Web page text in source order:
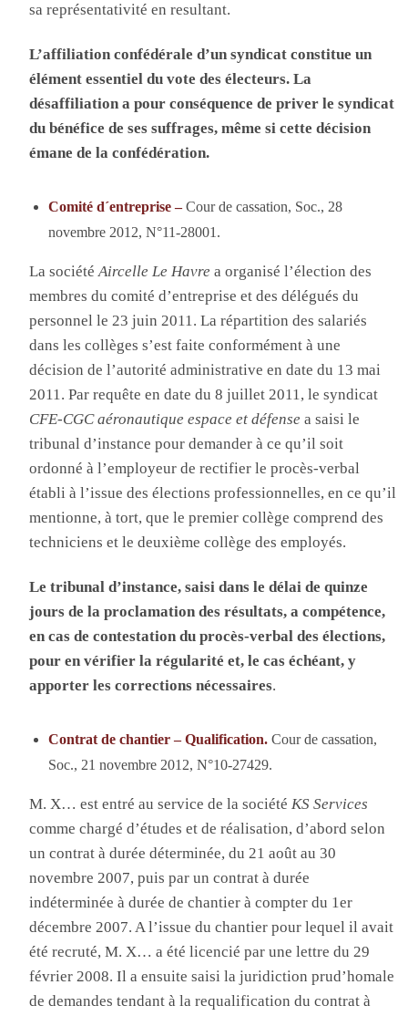
sa représentativité en resultant.
L’affiliation confédérale d’un syndicat constitue un
élément essentiel du vote des électeurs. La
désaffiliation a pour conséquence de priver le syndicat
du bénéfice de ses suffrages, même si cette décision
émane de la confédération.
Comité d´entreprise –Cour de cassation, Soc., 28
novembre 2012, N°11-28001.
La sociétéAircelle Le Havre a organisé l’élection des
membres du comité d’entreprise et des délégués du
personnel le 23 juin 2011. La répartition des salariés
dans les collèges s’est faite conformément à une
décision de l’autorité administrative en date du 13 mai
2011. Par requête en date du 8 juillet 2011, le syndicat
CFE-CGC aéronautique espace et défense a saisi le
tribunal d’instance pour demander à ce qu’il soit
ordonné à l’employeur de rectifier le procès-verbal
établi à l’issue des élections professionnelles, en ce qu’il
mentionne, à tort, que le premier collège comprend des
techniciens et le deuxième collège des employés.
Le tribunal d’instance, saisi dans le délai de quinze
jours de la proclamation des résultats, a compétence,
en cas de contestation du procès-verbal des élections,
pour en vérifier la régularité et, le cas échéant, y
apporter les corrections nécessaires.
Contrat de chantier – Qualification.Cour de cassation,
Soc., 21 novembre 2012, N°10-27429.
M. X… est entré au service de la sociétéKS Services
comme chargé d’études et de réalisation, d’abord selon
un contrat à durée déterminée, du 21 août au 30
novembre 2007, puis par un contrat à durée
indéterminée à durée de chantier à compter du 1er
décembre 2007. A l’issue du chantier pour lequel il avait
été recruté, M. X… a été licencié par une lettre du 29
février 2008. Il a ensuite saisi la juridiction prud’homale
de demandes tendant à la requalification du contrat à